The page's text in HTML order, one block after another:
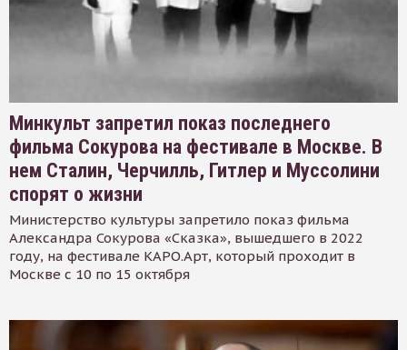
Минкульт запретил показ последнего
фильма Сокурова на фестивале в Москве. В
нем Сталин, Черчилль, Гитлер и Муссолини
спорят о жизни
Министерство культуры запретило показ фильма
Александра Сокурова «Сказка», вышедшего в 2022
году, на фестивале КАРО.Арт, который проходит в
Москве с 10 по 15 октября